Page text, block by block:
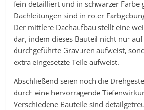
fein detailliert und in schwarzer Farbe
Dachleitungen sind in roter
Der mittlere Dachaufbau stellt eine
dar, indem dieses Bauteil nicht nur
durchgeführte Gravuren aufweist,
extra eingesetzte Teile aufweist.
Abschließend seien noch die
durch eine hervorragende
Verschiedene Bauteile sind